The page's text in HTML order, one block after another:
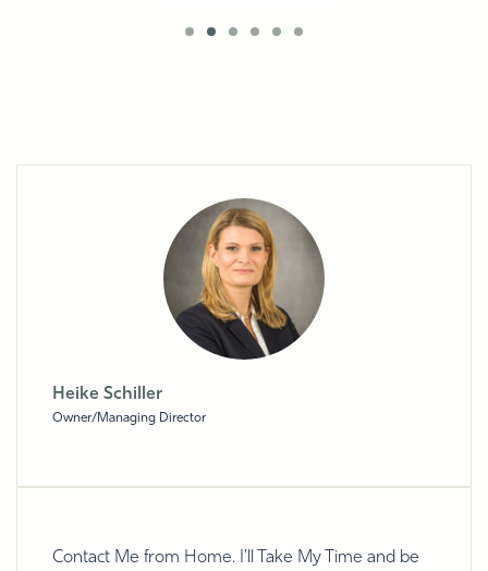
Heike Schiller
Owner/Managing Director
Contact Me from Home. I'll Take My Time and be